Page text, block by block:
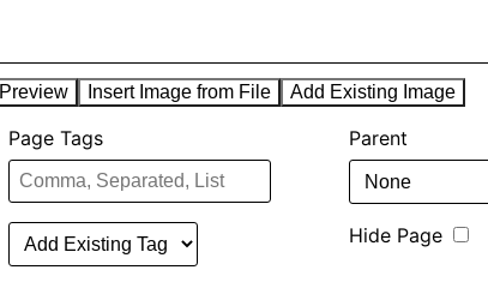
Preview Insert Image from File Add Existing Image
Page Tags Parent
Hide Page